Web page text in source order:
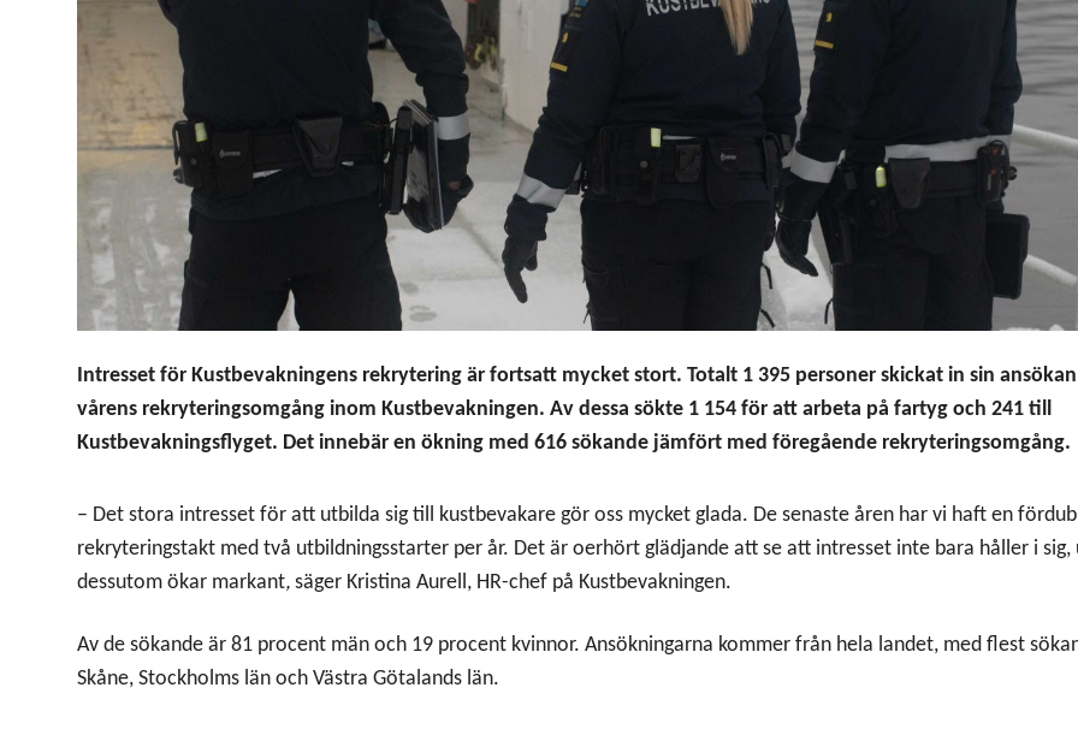
Intresset för Kustbevakningens rekrytering är fortsatt mycket stort. Totalt 1 395 personer skickat in sin
vårens rekryteringsomgång inom Kustbevakningen. Av dessa sökte 1 154 för att arbeta på fartyg och 241 till
Kustbevakningsflyget. Det innebär en ökning med 616 sökande jämfört med föregående rekryteringsomgång.
– Det stora intresset för att utbilda sig till kustbevakare gör oss mycket glada. De senaste åren har vi haft en
rekryteringstakt med två utbildningsstarter per år. Det är oerhört glädjande att se att intresset inte bara håller i sig,
dessutom ökar markant, säger Kristina Aurell, HR-chef på Kustbevakningen.
Av de sökande är 81 procent män och 19 procent kvinnor. Ansökningarna kommer från hela landet, med flest
Skåne, Stockholms län och Västra Götalands län.